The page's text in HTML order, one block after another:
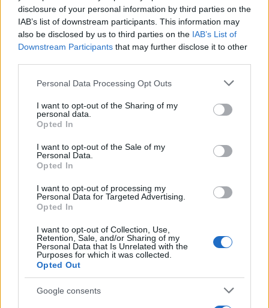
disclosure of your personal information by third parties on the
IAB’s list of downstream participants. This information may
also be disclosed by us to third parties on the IAB’s List of
Downstream Participants that may further disclose it to other
Please note that this website/app uses one or more Google
not limited to your visit or usage behaviour. You may click to
grant or deny consent to Google and its third-party tags to
use your data for below specified purposes in below Google
consent section.
Personal Data Processing Opt Outs
I want to opt-out of the Sharing of my
personal data.
Opted In
I want to opt-out of the Sale of my
Personal Data.
Opted In
I want to opt-out of processing my
Personal Data for Targeted Advertising.
Opted In
I want to opt-out of Collection, Use,
Retention, Sale, and/or Sharing of my
Personal Data that Is Unrelated with the
Purposes for which it was collected.
Opted Out
Google consents
Sigue leyendo
explicadas
Marta Ruiz · 8 Ago 2026
FINANCIACIÓN